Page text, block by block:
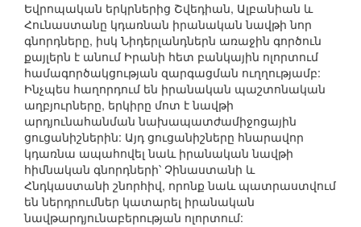
Եվրոպական երկրներից Շվեդիան, Ալբանիան և
Հունաստանը կդառնան իրանական նավթի նոր
գնորդները, իսկ Նիդերլանդներն առաջին գործուն
քայլերն է անում Իրանի հետ բանկային ոլորտում
համագործակցության զարգացման ուղղությամբ:
Ինչպես հաղորդում են իրանական պաշտոնական
աղբյուրները, երկիրը մոտ է նավթի
արդյունահանման նախապատժամիջոցային
ցուցանիշներին: Այդ ցուցանիշները հնարավոր
կդառնա ապահովել նաև իրանական նավթի
հիմնական գնորդների՝ Չինաստանի և
Հնդկաստանի շնորհիվ, որոնք նաև պատրաստվում
են ներդրումներ կատարել իրանական
նավթարդյունաբերության ոլորտում: